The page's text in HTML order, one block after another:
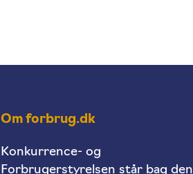
Om forbrug.dk
Konkurrence- og
Forbrugerstyrelsen står bag den